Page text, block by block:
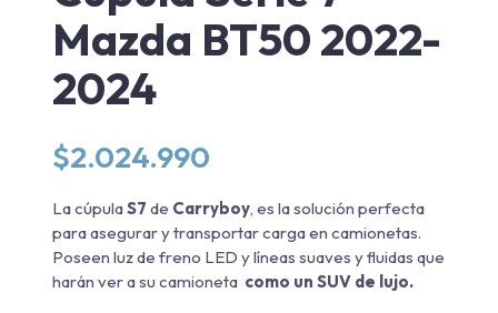
Mazda BT50 2022-
2024
$2.024.990
La cúpulaS7 de Carryboy, es la solución perfecta
para asegurar y transportar carga en camionetas.
Poseen luz de freno LED y líneas suaves y fluidas que
harán ver a su camioneta como un SUV de lujo.